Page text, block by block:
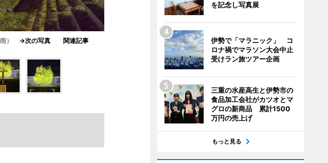
雨） →次の写真 関連記事
を記念し写真展
伊勢で「マラニック」 コ
ロナ禍でマラソン大会中止
受けラン旅ツアー企画
三重の水産高生と伊勢市の
食品加工会社がカツオとマ
グロの新商品 累計1500
万円の売上げ
もっと見る